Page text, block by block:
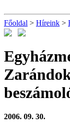
Főoldal > Híreink >
2006. 09. 30.